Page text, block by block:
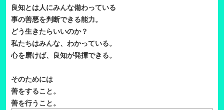
良知とは人にみんな備わっている
事の善悪を判断できる能力。
どう生きたらいいのか？
私たちはみんな、わかっている。
心を磨けば、良知が発揮できる。
そのためには
善をすること。
善を行うこと。